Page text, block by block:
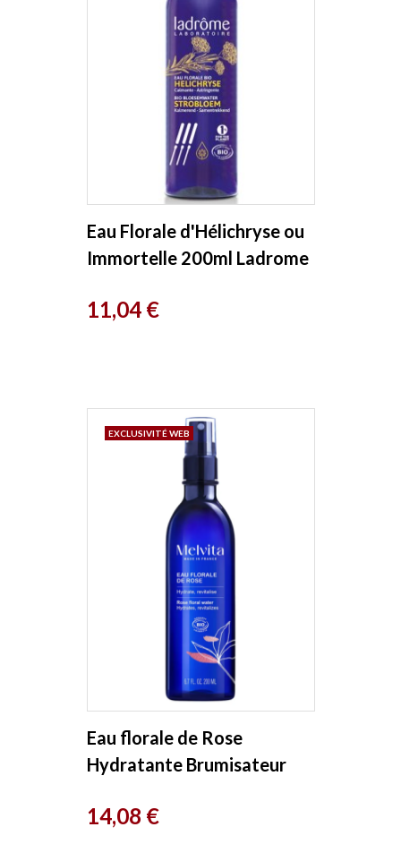
Eau Florale d'Hélichryse ou
Immortelle 200ml Ladrome
Prix
11,04 €
Eau florale de Rose
Hydratante Brumisateur
Prix
14,08 €
EXCLUSIVITÉ WEB